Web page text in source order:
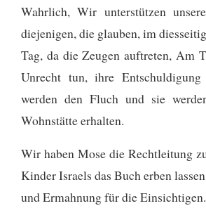
Wahrlich, Wir unterstützen
diejenigen, die glauben, im
Tag, da die Zeugen auftreten, Am
Unrecht tun, ihre
werden den Fluch und sie
Wohnstätte erhalten.
Wir haben Mose die Rechtleitung
Kinder Israels das Buch erben lassen
und Ermahnung für die Einsichtigen.